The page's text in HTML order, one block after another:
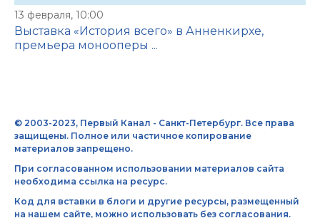
13 февраля, 10:00
Выставка «История всего» в Анненкирхе,
премьера монооперы ...
© 2003-2023, Первый Канал - Санкт-Петербург. Все права
защищены. Полное или частичное копирование
материалов запрещено.
При согласованном использовании материалов сайта
необходима ссылка на ресурс.
Код для вставки в блоги и другие ресурсы, размещенный
на нашем сайте, можно использовать без согласования.